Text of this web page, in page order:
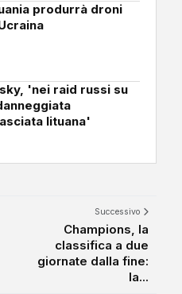
produrrà droni
'nei raid russi su
lituana'
Successivo
Champions, la
classifica a due
giornate dalla fine:
la...